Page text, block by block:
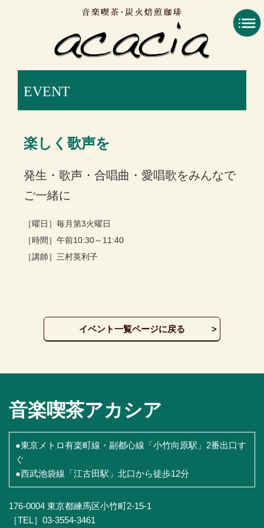
EVENT
楽しく歌声を
発生・歌声・合唱曲・愛唱歌をみんなで
ご一緒に
［曜日］毎月第3火曜日
［時間］午前10:30～11:40
［講師］三村英利子
イベント一覧ページに戻る
音楽喫茶アカシア
●東京メトロ有楽町線・副都心線「小竹向原駅」2番出口す
ぐ
●西武池袋線「江古田駅」北口から徒歩12分
176-0004 東京都練馬区小竹町2-15-1
［TEL］03-3554-3461